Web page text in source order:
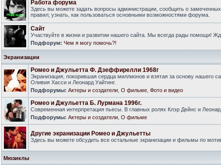
Работа форума
Здесь вы можете задать вопросы администрации, сообщить о
правил; узнать, как пользоваться основными возможностями форума.
Сайт
Участвуйте в жизни и развитии нашего сайта. Мы всегда рады помощи!
Подфорум: Чем я могу помочь?!
Экранизации
Ромео и Джульетта Ф. Дзеффирелли 1968г
Экранизация, покорившая сердца миллионов и взятая за основу нашего
Оливия Хасси и Леонард Уайтинг.
Подфорумы: Актеры и создатели О фильме Фото и видео
Ромео и Джульетта Б. Лурмана 1996г.
Современная интерпретация пьесы. В главных ролях Клэр Дейнс и
Подфорумы: Актеры и создатели О фильме
Другие экранизации Ромео и Джульетты
Здесь вы можете обсудить все остальные экранизации и фильмы по
Мюзиклы